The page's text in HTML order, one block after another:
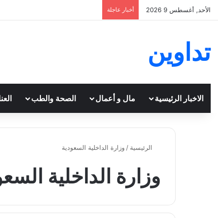
الأحد, أغسطس 9 2026 أخبار عاجلة
تداوين
الاخبار الرئيسية مال و أعمال الصحة والطب
الرئيسية / وزارة الداخلية السعودية
وزارة الداخلية